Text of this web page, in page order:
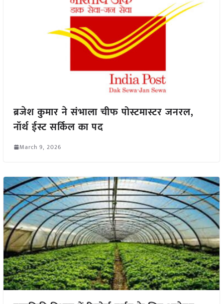
ब्रजेश कुमार ने संभाला चीफ पोस्टमास्टर जनरल,
नॉर्थ ईस्ट सर्किल का पद
March 9, 2026